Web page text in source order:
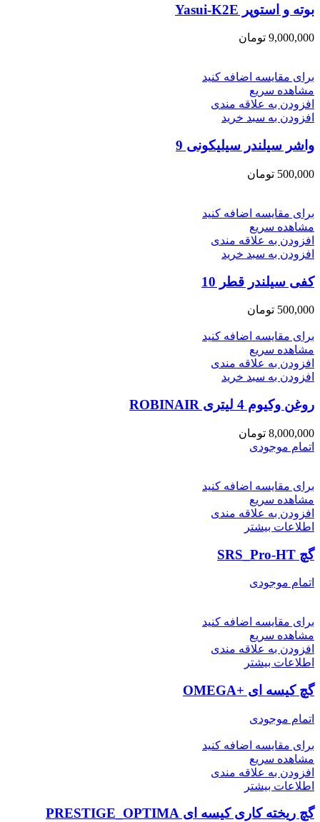
بوته و استوپر Yasui-K2E
9,000,000 تومان
برای مقایسه اضافه کنید
مشاهده سریع
افزودن به علاقه مندی
افزودن به سبد خرید
واشر سیلندر سیلیکونی 9
500,000 تومان
برای مقایسه اضافه کنید
مشاهده سریع
افزودن به علاقه مندی
افزودن به سبد خرید
کفی سیلندر قطر 10
500,000 تومان
برای مقایسه اضافه کنید
مشاهده سریع
افزودن به علاقه مندی
افزودن به سبد خرید
روغن وکیوم 4 لیتری ROBINAIR
8,000,000 تومان
اتمام موجودی
برای مقایسه اضافه کنید
مشاهده سریع
افزودن به علاقه مندی
اطلاعات بیشتر
گچ SRS_Pro-HT
اتمام موجودی
برای مقایسه اضافه کنید
مشاهده سریع
افزودن به علاقه مندی
اطلاعات بیشتر
گچ کیسه ای +OMEGA
اتمام موجودی
برای مقایسه اضافه کنید
مشاهده سریع
افزودن به علاقه مندی
اطلاعات بیشتر
گچ ریخته کاری کیسه ای PRESTIGE_OPTIMA